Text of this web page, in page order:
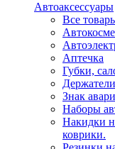
Автоаксессуары
Все
Аптечка
Губки,
Знак
Наборы
Накидки
коврики.